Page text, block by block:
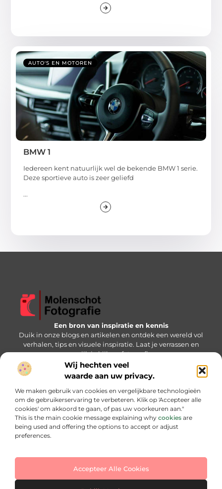
Wij hechten veel
waarde aan uw privacy.
We maken gebruik van cookies en vergelijkbare technologieën
om de gebruikerservaring te verbeteren. Klik op 'Accepteer alle
cookies' om akkoord te gaan, of pas uw voorkeuren aan."
This is the main cookie message explaining why cookies are
being used and offering the options to accept or adjust
preferences.
Accepteer Alle Cookies
AUTO'S EN MOTOREN
BMW 1
Iedereen kent natuurlijk wel de bekende BMW 1 serie.
Deze sportieve auto is zeer geliefd
...
Een bron van inspiratie en kennis
Duik in onze blogs en artikelen en ontdek een wereld vol
verhalen, tips en visuele inspiratie. Laat je verrassen en
verrijk je kijk op fotografie.
Bericht categorie
Onze informatie
Website index Cookiebeleid (EU)